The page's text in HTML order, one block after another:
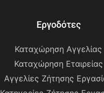
Εργοδότες
Καταχώρηση Αγγελίας
Καταχώρηση Εταιρείας
Αγγελίες Ζήτησης